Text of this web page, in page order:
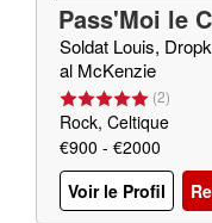
Pass'Moi le
Soldat Louis,
al McKenzie
(2)
Rock, Celtique
€900 - €2000
Voir le Profil